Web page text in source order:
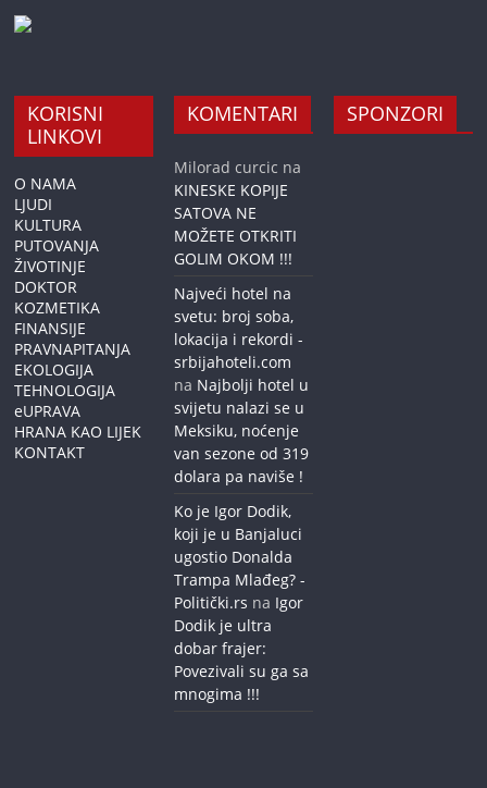
KORISNI
LINKOVI
O NAMA
LJUDI
KULTURA
PUTOVANJA
ŽIVOTINJE
DOKTOR
KOZMETIKA
FINANSIJE
PRAVNAPITANJA
EKOLOGIJA
TEHNOLOGIJA
eUPRAVA
HRANA KAO LIJEK
KONTAKT
KOMENTARI
Milorad curcic na
KINESKE KOPIJE
SATOVA NE
MOŽETE OTKRITI
GOLIM OKOM !!!
Najveći hotel na
svetu: broj soba,
lokacija i rekordi -
srbijahoteli.com
na Najbolji hotel u
svijetu nalazi se u
Meksiku, noćenje
van sezone od 319
dolara pa naviše !
Ko je Igor Dodik,
koji je u Banjaluci
ugostio Donalda
Trampa Mlađeg? -
Politički.rs na Igor
Dodik je ultra
dobar frajer:
Povezivali su ga sa
mnogima !!!
SPONZORI